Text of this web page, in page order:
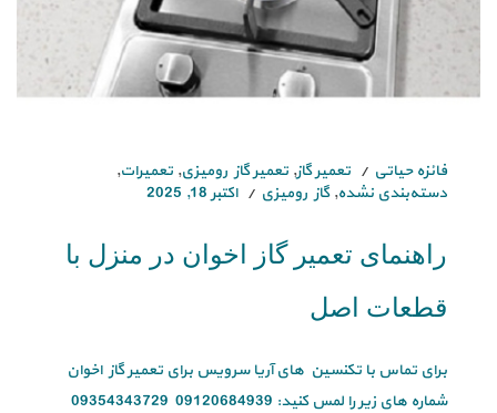
فائزه حیاتی تعمیر گاز, تعمیر گاز رومیزی, تعمیرات,
دسته‌بندی نشده,گاز رومیزی اکتبر 18, 2025
راهنمای تعمیر گاز اخوان در منزل با
قطعات اصل
برای تماس با تکنسین های آریا سرویس برای تعمیر گاز اخوان